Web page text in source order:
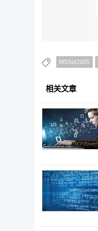
MSSql2005
相关文章